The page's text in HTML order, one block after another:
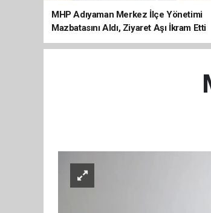
MHP Adıyaman Merkez İlçe Yönetimi
Mazbatasını Aldı, Ziyaret Aşı İkram Etti